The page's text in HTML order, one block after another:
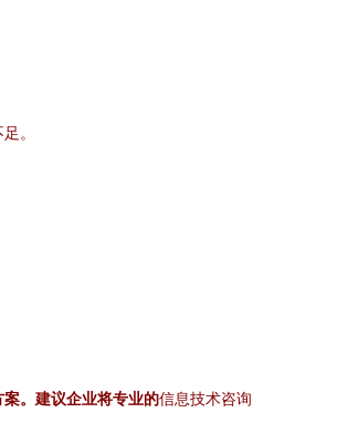
。
。建议企业将专业的信息技术咨询